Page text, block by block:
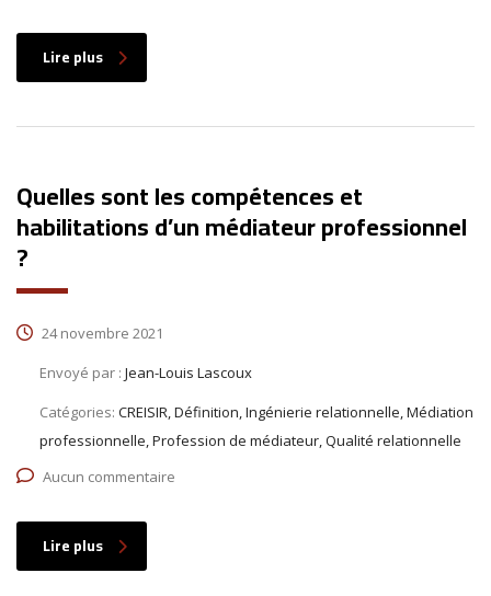
Lire plus
Quelles sont les compétences et
habilitations d’un médiateur professionnel
?
24 novembre 2021
Envoyé par : Jean-Louis Lascoux
Catégories: CREISIR, Définition, Ingénierie relationnelle, Médiation
professionnelle, Profession de médiateur, Qualité relationnelle
Aucun commentaire
Lire plus